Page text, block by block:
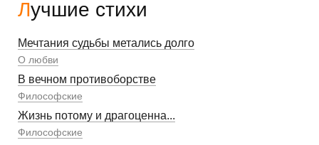
Лучшие стихи
Мечтания судьбы метались долго
О любви
В вечном противоборстве
Философские
Жизнь потому и драгоценна...
Философские